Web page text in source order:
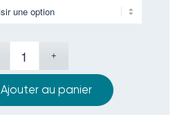
Ajouter au panier